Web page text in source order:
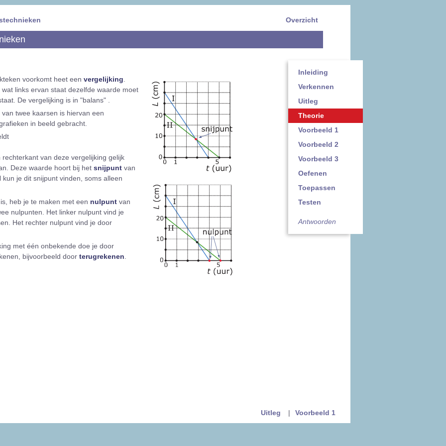
Overzicht
voorkomt heet een vergelijking
links ervan staat dezelfde waarde moet
De vergelijking is in "balans" .
twee kaarsen is hiervan een
in beeld gebracht.
rechterkant van deze vergelijking gelijk
Deze waarde hoort bij het snijpunt van
je dit snijpunt vinden, soms alleen
is, heb je te maken met een nulpunt van
nulpunten. Het linker nulpunt vind je
Het rechter nulpunt vind je door
met één onbekende doe je door
bijvoorbeeld door terugrekenen
Inleiding
Verkennen
Uitleg
Theorie
Voorbeeld 1
Voorbeeld 2
Voorbeeld 3
Oefenen
Toepassen
Testen
Antwoorden
Voorbeeld 1
|
Uitleg